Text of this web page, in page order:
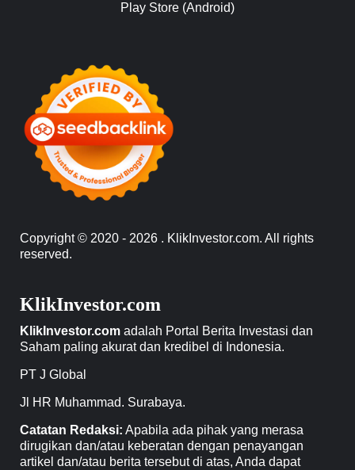
Play Store (Android)
Copyright © 2020 - 2026 . KlikInvestor.com. All rights
reserved.
KlikInvestor.com
KlikInvestor.com adalah Portal Berita Investasi dan
Saham paling akurat dan kredibel di Indonesia.
PT J Global
Jl HR Muhammad. Surabaya.
Catatan Redaksi: Apabila ada pihak yang merasa
dirugikan dan/atau keberatan dengan penayangan
artikel dan/atau berita tersebut di atas, Anda dapat